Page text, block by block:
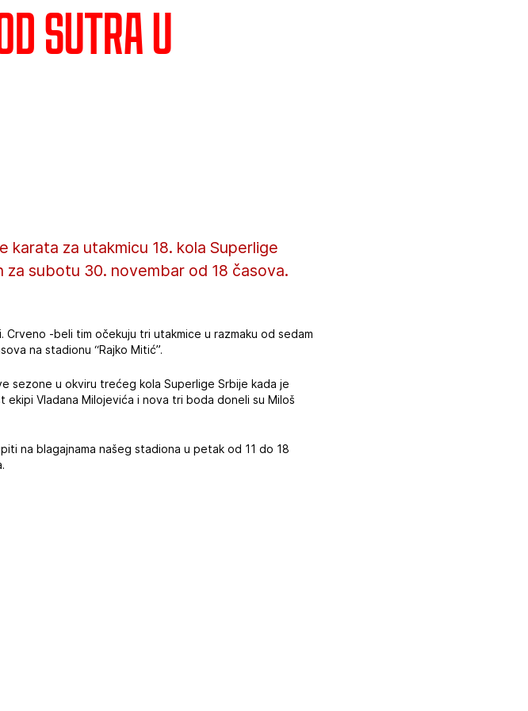
sutra u
karata za utakmicu 18. kola Superlige
subotu 30. novembar od 18 časova.
-beli tim očekuju tri utakmice u razmaku od sedam
na stadionu “Rajko Mitić”.
sezone u okviru trećeg kola Superlige Srbije kada je
Vladana Milojevića i nova tri boda doneli su Miloš
na blagajnama našeg stadiona u petak od 11 do 18